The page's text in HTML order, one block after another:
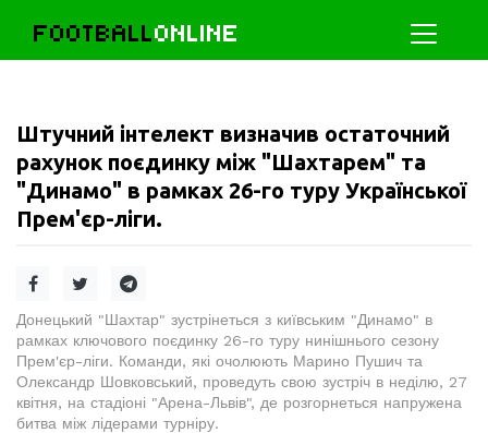
FOOTBALLONLINE
Штучний інтелект визначив остаточний
рахунок поєдинку між "Шахтарем" та
"Динамо" в рамках 26-го туру Української
Прем'єр-ліги.
Донецький "Шахтар" зустрінеться з київським "Динамо" в
рамках ключового поєдинку 26-го туру нинішнього сезону
Прем'єр-ліги. Команди, які очолюють Марино Пушич та
Олександр Шовковський, проведуть свою зустріч в неділю, 27
квітня, на стадіоні "Арена-Львів", де розгорнеться напружена
битва між лідерами турніру.